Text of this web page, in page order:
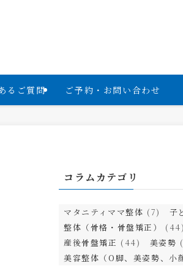
るご質問 ご予約・お問い合わせ
コラムカテゴリ
マタニティママ整体 (7) 子
整体（骨格・骨盤矯正）
(44)
産後骨盤矯正 (44) 美姿勢
美容整体（O脚、美姿勢、小